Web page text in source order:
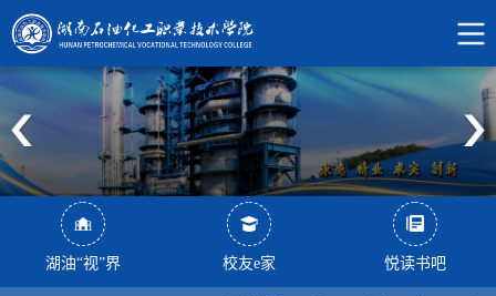
湖油“视”界 校友e家 悦读书吧